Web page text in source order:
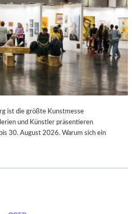
ist die größte Kunstmesse
und Künstler präsentieren
30. August 2026. Warum sich ein